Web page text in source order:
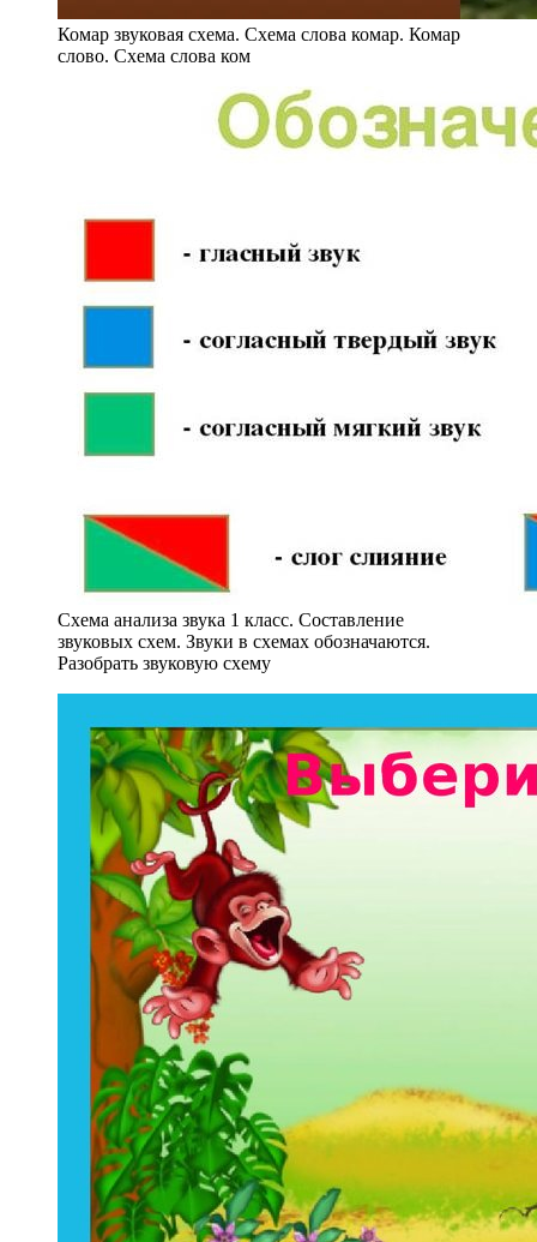
Комар звуковая схема. Схема слова комар. Комар
слово. Схема слова ком
Схема анализа звука 1 класс. Составление
звуковых схем. Звуки в схемах обозначаются.
Разобрать звуковую схему